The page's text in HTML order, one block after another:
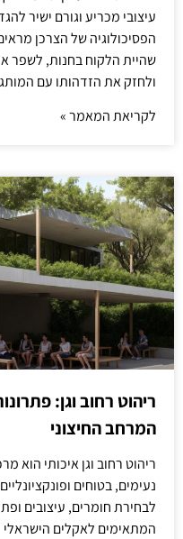
עיצובי מכריע וגורם ישיר
הפסיכולוגיה של הצרכן
שהיית הלקוח בחנות, לשפר
ולחזק את הזדהותו עם
לקריאת המאמר »
ריהוט רחוב וגן:
המרחב החיצוני
ריהוט רחוב וגן איכותי הוא
נעימים, בטוחים
לבחירת חומרים, עיצובים
המתאימים לאקלים הישראלי